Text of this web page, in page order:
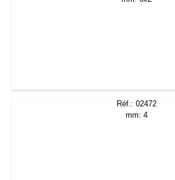
Réf.: 02472
mm: 4